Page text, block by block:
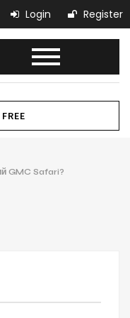
Login Register
GMC Safari?